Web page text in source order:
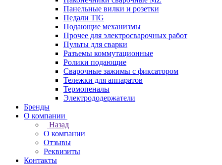
Панельные вилки и розетки
Педали TIG
Подающие механизмы
Прочее для электросварочных работ
Пульты для сварки
Разъемы коммутационные
Ролики подающие
Сварочные зажимы с фиксатором
Тележки для аппаратов
Термопеналы
Электрододержатели
Бренды
О компании
Назад
О компании
Отзывы
Реквизиты
Контакты